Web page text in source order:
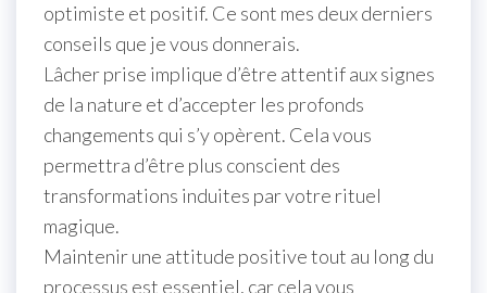
optimiste et positif. Ce sont mes deux derniers
conseils que je vous donnerais.
Lâcher prise implique d’être attentif aux signes
de la nature et d’accepter les profonds
changements qui s’y opèrent. Cela vous
permettra d’être plus conscient des
transformations induites par votre rituel
magique.
Maintenir une attitude positive tout au long du
processus est essentiel, car cela vous